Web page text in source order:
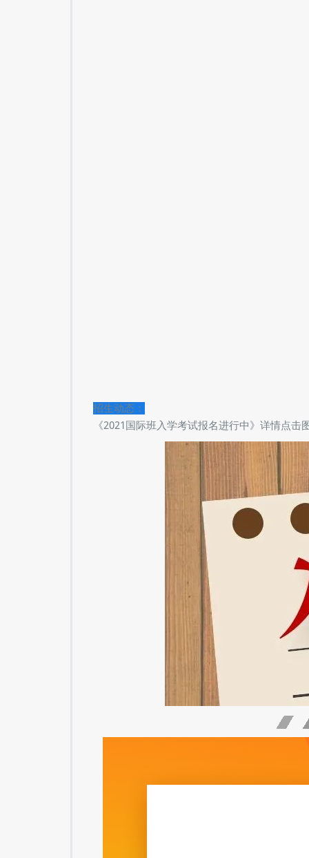
招生动态：
《2021国际班入学考试报名进行中》详情点击